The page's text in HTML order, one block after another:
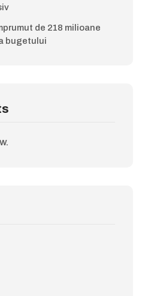
de 218 milioane
bugetului